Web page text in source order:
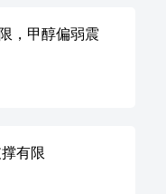
，甲醇偏弱震
有限